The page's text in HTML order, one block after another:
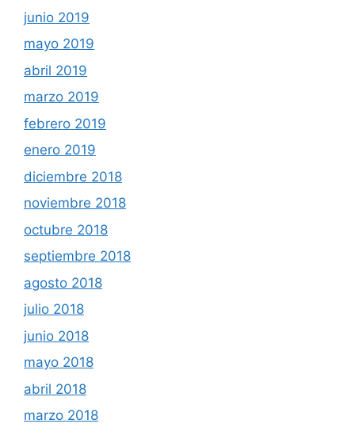
junio 2019
mayo 2019
abril 2019
marzo 2019
febrero 2019
enero 2019
diciembre 2018
noviembre 2018
octubre 2018
septiembre 2018
agosto 2018
julio 2018
junio 2018
mayo 2018
abril 2018
marzo 2018